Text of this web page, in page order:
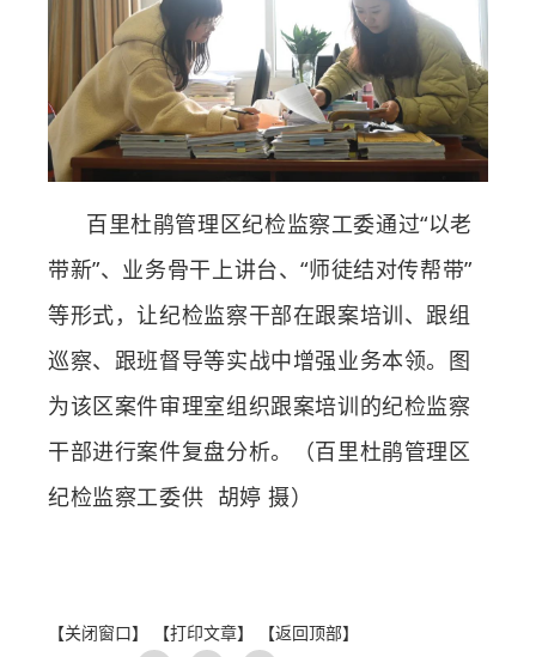
百里杜鹃管理区纪检监察工委通过“以老
带新”、业务骨干上讲台、“师徒结对传帮带”
等形式，让纪检监察干部在跟案培训、跟组
巡察、跟班督导等实战中增强业务本领。图
为该区案件审理室组织跟案培训的纪检监察
干部进行案件复盘分析。
（百里杜鹃管理区
纪检监察工委供 胡婷 摄）
【关闭窗口】 【打印文章】 【返回顶部】